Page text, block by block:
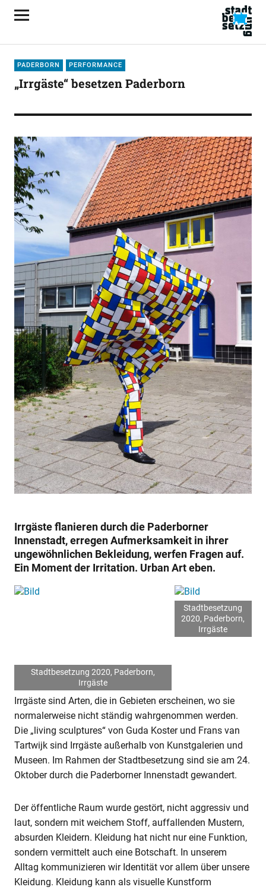
PADERBORN PERFORMANCE
„Irrgäste“ besetzen Paderborn
Irrgäste flanieren durch die Paderborner
Innenstadt, erregen Aufmerksamkeit in ihrer
ungewöhnlichen Bekleidung, werfen Fragen auf.
Ein Moment der Irritation. Urban Art eben.
Stadtbesetzung 2020, Paderborn,
Irrgäste
Stadtbesetzung
2020, Paderborn,
Irrgäste
Irrgäste sind Arten, die in Gebieten erscheinen, wo sie
normalerweise nicht ständig wahrgenommen werden.
Die „living sculptures“ von Guda Koster und Frans van
Tartwijk sind Irrgäste außerhalb von Kunstgalerien und
Museen. Im Rahmen der Stadtbesetzung sind sie am 24.
Oktober durch die Paderborner Innenstadt gewandert.
Der öffentliche Raum wurde gestört, nicht aggressiv und
laut, sondern mit weichem Stoff, auffallenden Mustern,
absurden Kleidern. Kleidung hat nicht nur eine Funktion,
sondern vermittelt auch eine Botschaft. In unserem
Alltag kommunizieren wir Identität vor allem über unsere
Kleidung. Kleidung kann als visuelle Kunstform